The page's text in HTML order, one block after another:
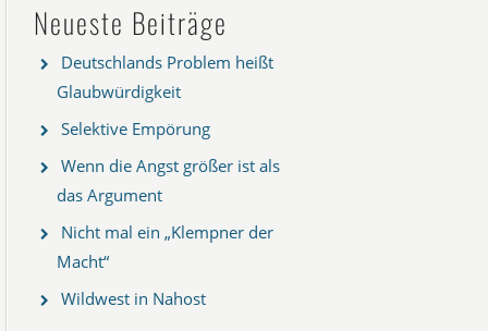
Neueste Beiträge
Deutschlands Problem heißt
Glaubwürdigkeit
Selektive Empörung
Wenn die Angst größer ist als
das Argument
Nicht mal ein „Klempner der
Macht“
Wildwest in Nahost